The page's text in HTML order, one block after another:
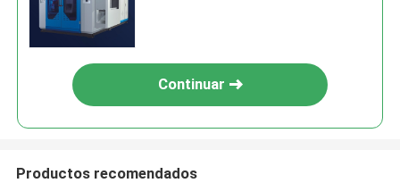
Continuar
Productos recomendados